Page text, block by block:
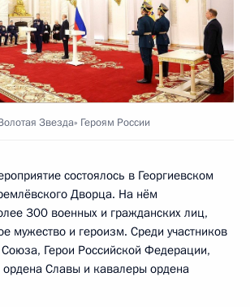
Звезда» Героям России
состоялось в Георгиевском
Дворца. На нём
300 военных и гражданских лиц,
мужество и героизм. Среди участников
Союза, Герои Российской Федерации,
Славы и кавалеры ордена